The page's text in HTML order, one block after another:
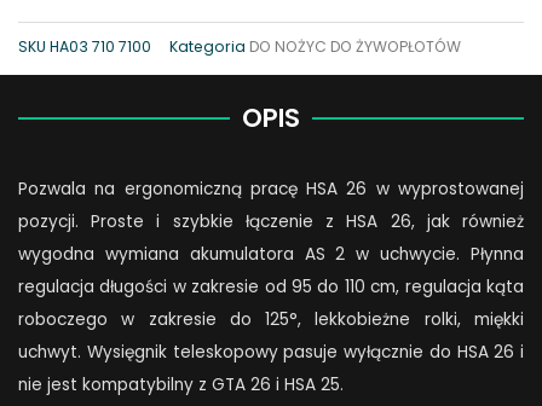
SKU HA03 710 7100 Kategoria DO NOŻYC DO ŻYWOPŁOTÓW
OPIS
Pozwala na ergonomiczną pracę HSA 26 w wyprostowanej
pozycji. Proste i szybkie łączenie z HSA 26, jak również
wygodna wymiana akumulatora AS 2 w uchwycie. Płynna
regulacja długości w zakresie od 95 do 110 cm, regulacja kąta
roboczego w zakresie do 125°, lekkobieżne rolki, miękki
uchwyt. Wysięgnik teleskopowy pasuje wyłącznie do HSA 26 i
nie jest kompatybilny z GTA 26 i HSA 25.